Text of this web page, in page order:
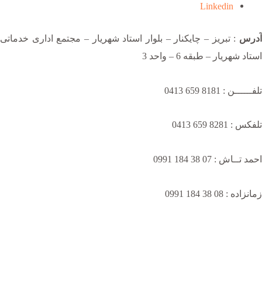
Linkedin
آدرس : تبریز – چایکنار – بلوار استاد شهریار – مجتمع اداری خدماتی
استاد شهریار – طبقه 6 – واحد 3
تلفــــــن : 8181 659 0413
تلفکس : 8281 659 0413
احمد تــاش : 07 38 184 0991
زمانزاده : 08 38 184 0991